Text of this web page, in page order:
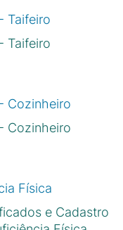
Taifeiro
Taifeiro
Cozinheiro
Cozinheiro
Física
e Cadastro